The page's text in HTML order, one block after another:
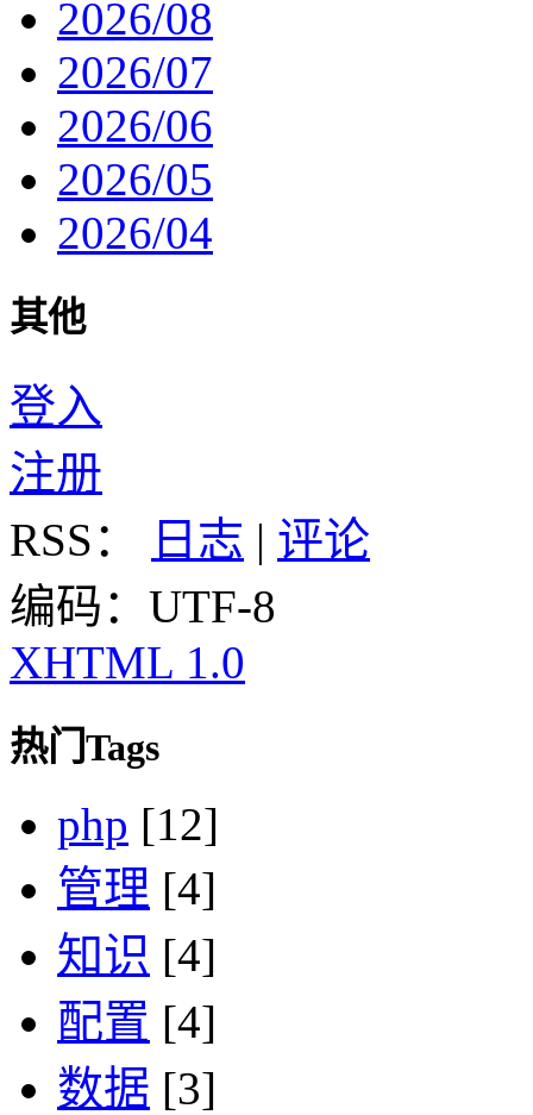
2026/08
2026/07
2026/06
2026/05
2026/04
其他
登入
注册
RSS：
日志 | 评论
编码：UTF-8
XHTML 1.0
热门Tags
php [12]
管理 [4]
知识 [4]
配置 [4]
数据 [3]